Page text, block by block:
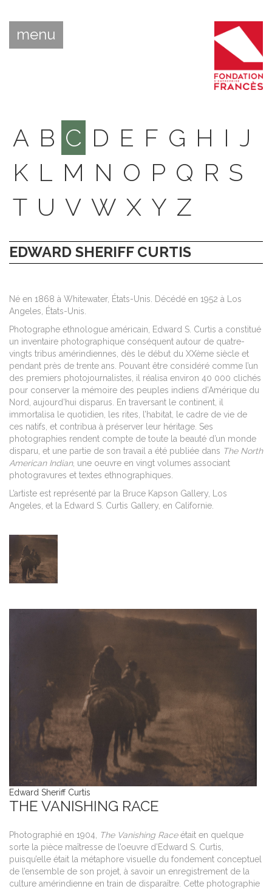
menu
A B C D E F G H I J
K L M N O P Q R S
T U V W X Y Z
EDWARD SHERIFF CURTIS
Né en 1868 à Whitewater, États-Unis. Décédé en 1952 à Los
Angeles, États-Unis.
Photographe ethnologue américain, Edward S. Curtis a constitué
un inventaire photographique conséquent autour de quatre-
vingts tribus amérindiennes, dès le début du XXème siècle et
pendant près de trente ans. Pouvant être considéré comme l’un
des premiers photojournalistes, il réalisa environ 40 000 clichés
pour conserver la mémoire des peuples indiens d’Amérique du
Nord, aujourd’hui disparus. En traversant le continent, il
immortalisa le quotidien, les rites, l’habitat, le cadre de vie de
ces natifs, et contribua à préserver leur héritage. Ses
photographies rendent compte de toute la beauté d’un monde
disparu, et une partie de son travail a été publiée dans The North
American Indian, une oeuvre en vingt volumes associant
photogravures et textes ethnographiques.
L’artiste est représenté par la Bruce Kapson Gallery, Los
Angeles, et la Edward S. Curtis Gallery, en Californie.
Edward Sheriff Curtis
THE VANISHING RACE
Photographié en 1904, The Vanishing Raceétait en quelque
sorte la pièce maîtresse de l’oeuvre d’Edward S. Curtis,
puisqu’elle était la métaphore visuelle du fondement conceptuel
de l’ensemble de son projet, à savoir un enregistrement de la
culture amérindienne en train de disparaître. Cette photographie